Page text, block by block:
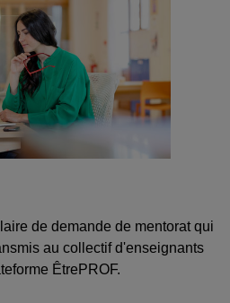
de demande de mentorat qui
au collectif d'enseignants
ÊtrePROF.